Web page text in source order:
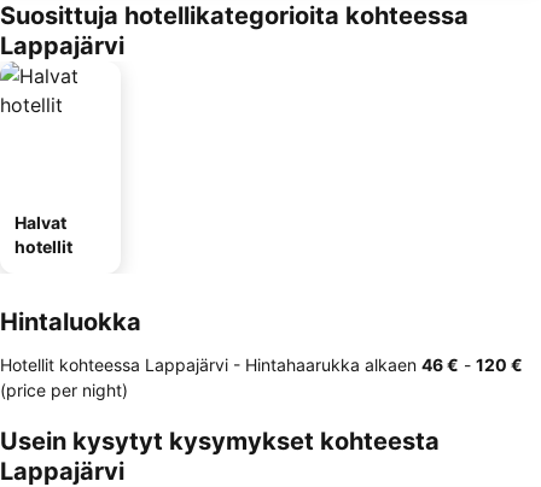
Suosittuja hotellikategorioita kohteessa
Lappajärvi
Halvat
hotellit
Hintaluokka
Hotellit kohteessa Lappajärvi - Hintahaarukka alkaen ‎46 € - ‎120 €
(price per night)
Usein kysytyt kysymykset kohteesta
Lappajärvi